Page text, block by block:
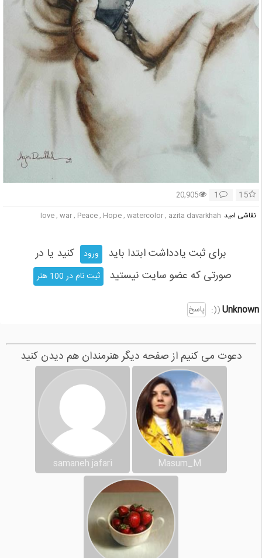
15
1
20,905
نقاشی امید love , war , Peace , Hope , watercolor , azita davarkhah
برای ثبت یادداشت ابتدا باید ورود
کنید یا در
صورتی که عضو سایت نیستید
ثبت نام در 100 هنر
Unknown
((: پاسخ
دعوت می کنیم از صفحه دیگر هنرمندان هم دیدن کنید
Masum_M
samaneh jafari